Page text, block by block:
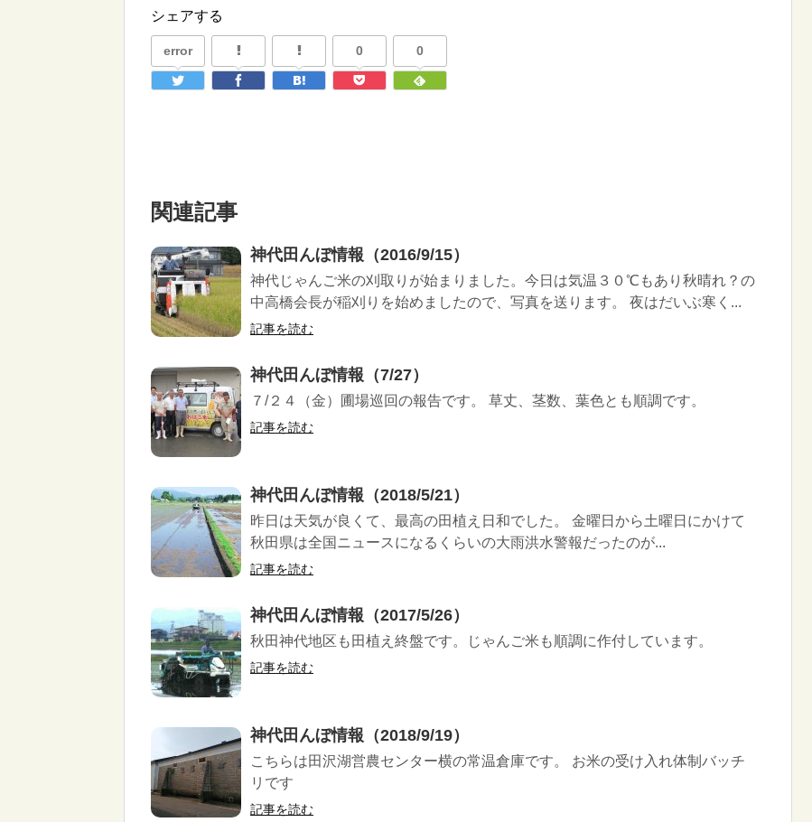
シェアする
error 0 0
関連記事
神代田んぼ情報（2016/9/15）
神代じゃんご米の刈取りが始まりました。今日は気温３０℃もあり秋晴れ？の
中高橋会長が稲刈りを始めましたので、写真を送ります。 夜はだいぶ寒く...
記事を読む
神代田んぼ情報（7/27）
７/２４（金）圃場巡回の報告です。 草丈、茎数、葉色とも順調です。
記事を読む
神代田んぼ情報（2018/5/21）
昨日は天気が良くて、最高の田植え日和でした。 金曜日から土曜日にかけて
秋田県は全国ニュースになるくらいの大雨洪水警報だったのが...
記事を読む
神代田んぼ情報（2017/5/26）
秋田神代地区も田植え終盤です。じゃんご米も順調に作付しています。
記事を読む
神代田んぼ情報（2018/9/19）
こちらは田沢湖営農センター横の常温倉庫です。 お米の受け入れ体制バッチ
リです
記事を読む